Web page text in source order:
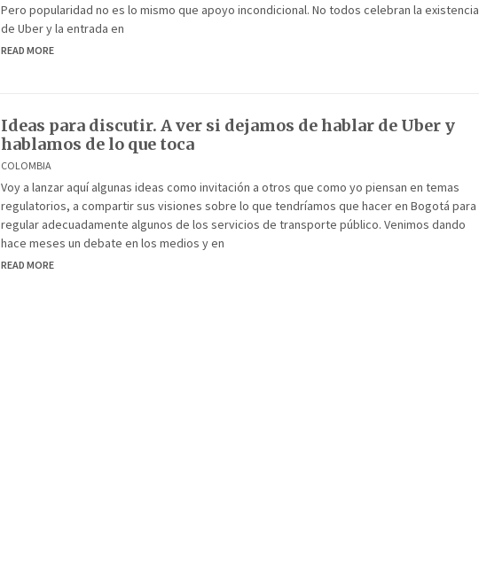
Pero popularidad no es lo mismo que apoyo incondicional. No todos celebran la existencia
de Uber y la entrada en
READ MORE
Ideas para discutir. A ver si dejamos de hablar de Uber y
hablamos de lo que toca
COLOMBIA
Voy a lanzar aquí algunas ideas como invitación a otros que como yo piensan en temas
regulatorios, a compartir sus visiones sobre lo que tendríamos que hacer en Bogotá para
regular adecuadamente algunos de los servicios de transporte público. Venimos dando
hace meses un debate en los medios y en
READ MORE